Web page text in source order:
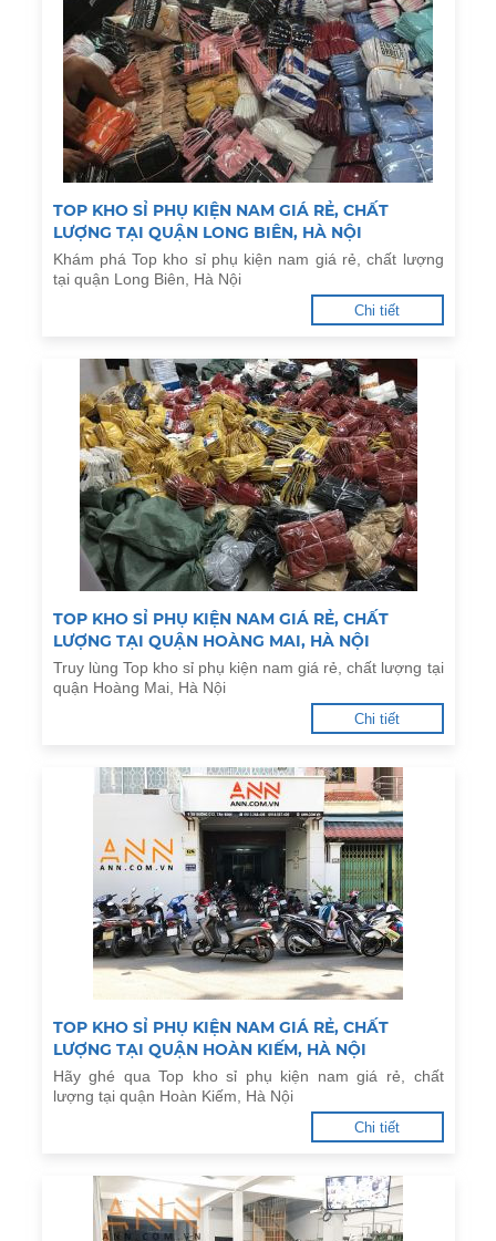
TOP KHO SỈ PHỤ KIỆN NAM GIÁ RẺ, CHẤT
LƯỢNG TẠI QUẬN LONG BIÊN, HÀ NỘI
Khám phá Top kho sỉ phụ kiện nam giá rẻ, chất lượng
tại quận Long Biên, Hà Nội
Chi tiết
TOP KHO SỈ PHỤ KIỆN NAM GIÁ RẺ, CHẤT
LƯỢNG TẠI QUẬN HOÀNG MAI, HÀ NỘI
Truy lùng Top kho sỉ phụ kiện nam giá rẻ, chất lượng tại
quận Hoàng Mai, Hà Nội
Chi tiết
TOP KHO SỈ PHỤ KIỆN NAM GIÁ RẺ, CHẤT
LƯỢNG TẠI QUẬN HOÀN KIẾM, HÀ NỘI
Hãy ghé qua Top kho sỉ phụ kiện nam giá rẻ, chất
lượng tại quận Hoàn Kiếm, Hà Nội
Chi tiết